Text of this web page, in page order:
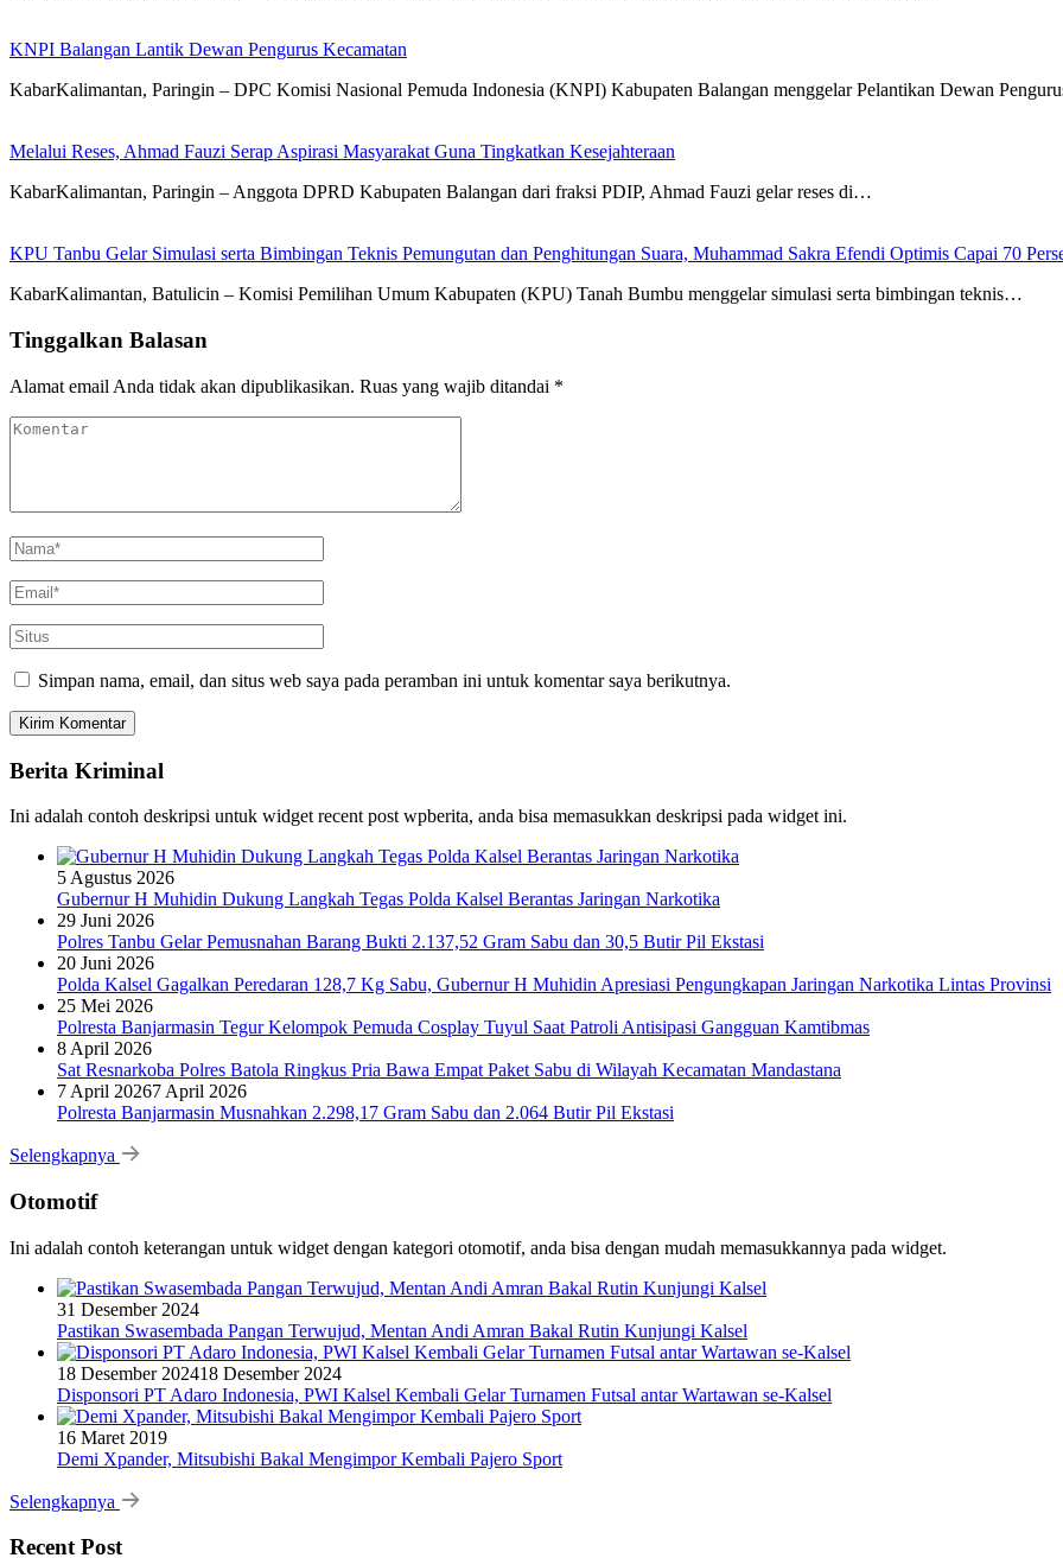
KNPI Balangan Lantik Dewan Pengurus Kecamatan
KabarKalimantan, Paringin – DPC Komisi Nasional Pemuda Indonesia (KNPI) Kabupaten Balangan menggelar Pelantikan Dewan
Melalui Reses, Ahmad Fauzi Serap Aspirasi Masyarakat Guna Tingkatkan Kesejahteraan
KabarKalimantan, Paringin – Anggota DPRD Kabupaten Balangan dari fraksi PDIP, Ahmad Fauzi gelar reses di…
KPU Tanbu Gelar Simulasi serta Bimbingan Teknis Pemungutan dan Penghitungan Suara, Muhammad Sakra Efendi Optimis Capai 70
KabarKalimantan, Batulicin – Komisi Pemilihan Umum Kabupaten (KPU) Tanah Bumbu menggelar simulasi serta bimbingan teknis…
Tinggalkan Balasan
Alamat email Anda tidak akan dipublikasikan. Ruas yang wajib ditandai *
Simpan nama, email, dan situs web saya pada peramban ini untuk komentar saya berikutnya.
Berita Kriminal
Ini adalah contoh deskripsi untuk widget recent post wpberita, anda bisa memasukkan deskripsi pada widget ini.
5 Agustus 2026
Gubernur H Muhidin Dukung Langkah Tegas Polda Kalsel Berantas Jaringan Narkotika
29 Juni 2026
Polres Tanbu Gelar Pemusnahan Barang Bukti 2.137,52 Gram Sabu dan 30,5 Butir Pil Ekstasi
20 Juni 2026
Polda Kalsel Gagalkan Peredaran 128,7 Kg Sabu, Gubernur H Muhidin Apresiasi Pengungkapan Jaringan Narkotika Lintas Provinsi
25 Mei 2026
Polresta Banjarmasin Tegur Kelompok Pemuda Cosplay Tuyul Saat Patroli Antisipasi Gangguan Kamtibmas
8 April 2026
Sat Resnarkoba Polres Batola Ringkus Pria Bawa Empat Paket Sabu di Wilayah Kecamatan Mandastana
7 April 20267 April 2026
Polresta Banjarmasin Musnahkan 2.298,17 Gram Sabu dan 2.064 Butir Pil Ekstasi
Selengkapnya
Otomotif
Ini adalah contoh keterangan untuk widget dengan kategori otomotif, anda bisa dengan mudah memasukkannya pada widget.
31 Desember 2024
Pastikan Swasembada Pangan Terwujud, Mentan Andi Amran Bakal Rutin Kunjungi Kalsel
18 Desember 202418 Desember 2024
Disponsori PT Adaro Indonesia, PWI Kalsel Kembali Gelar Turnamen Futsal antar Wartawan se-Kalsel
16 Maret 2019
Demi Xpander, Mitsubishi Bakal Mengimpor Kembali Pajero Sport
Selengkapnya
Recent Post